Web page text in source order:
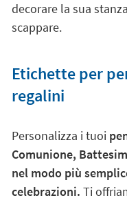
decorare la sua
scappare.
Etichette per
regalini
Personalizza i tuoi
Comunione,
nel modo più
celebrazioni. Ti